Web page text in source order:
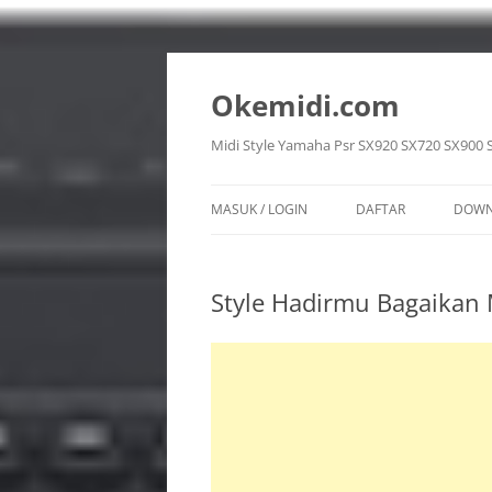
Langsung
Okemidi.com
Midi Style Yamaha Psr SX920 SX720 SX900
MASUK / LOGIN DAFTAR
Style Hadirmu Bagaikan